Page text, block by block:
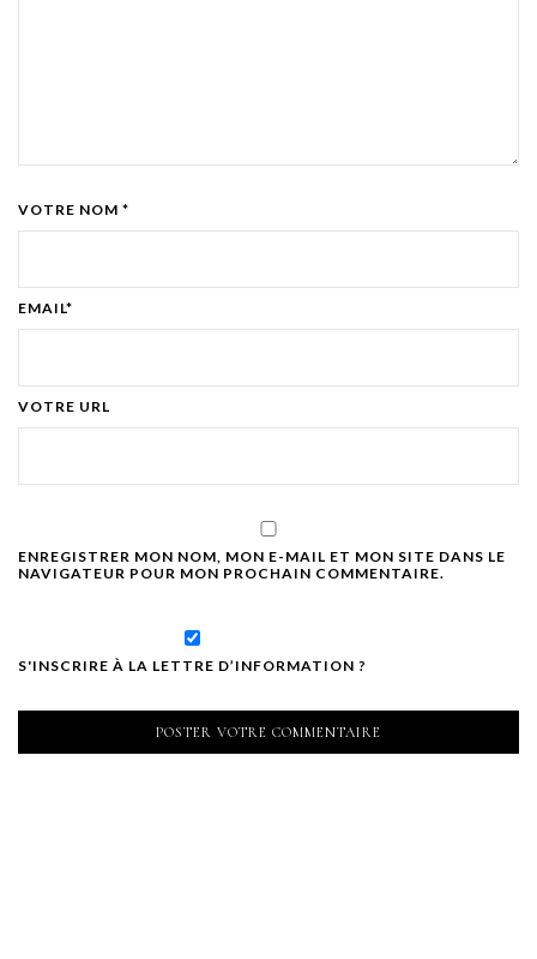
VOTRE NOM *
EMAIL*
VOTRE URL
ENREGISTRER MON NOM, MON E-MAIL ET MON SITE DANS LE
NAVIGATEUR POUR MON PROCHAIN COMMENTAIRE.
S'INSCRIRE À LA LETTRE D’INFORMATION ?